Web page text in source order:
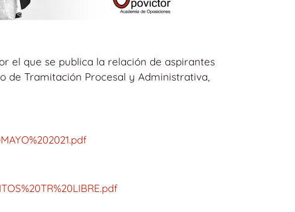
el que se publica la relación de aspirantes
Tramitación Procesal y Administrativa,